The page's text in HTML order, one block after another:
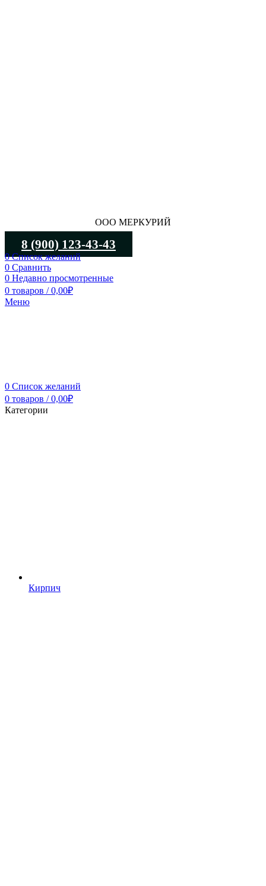
ООО МЕРКУРИЙ
8 (900) 123-43-43
0Список желаний
0 Сравнить
0 Недавно просмотренные
0 товаров / 0,00₽
Меню
0 Список желаний
0 товаров / 0,00₽
Категории
Кирпич